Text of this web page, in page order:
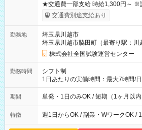
★交通費一部支給 時給1,300円～ ※試験・役割により手当あり
※勤務回数により昇給あり 【即給
り！】 希望される場合、勤務から1
例】 ・河合塾模擬試験 8:30～17:30
×8時間＝日収10,400円＋交通費 ※
円の場合あり ・国家試験 7:00～
円（役割手当＋100円）×6時間＝日収
間】試用期間なし
交通費別途支給あり
勤務地
埼玉県川越市
埼玉県川越市脇田町（最寄り駅：川
株式会社全国試験運営センター
勤務時間
シフト制
1日あたりの実働時間：最大7時間/
間は 試験により異なります。
期間 単発・1日のみOK / 短期（1ヶ月以内
特徴 週1日からOK / 副業・WワークOK /